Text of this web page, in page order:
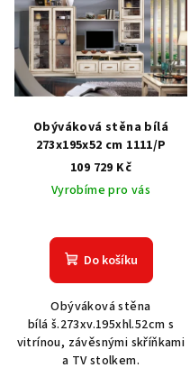
Obýváková stěna bílá
273x195x52 cm 1111/P
109 729 Kč
Vyrobíme pro vás
Do košíku
Obýváková stěna
bílá š.273xv.195xhl.52cm s
vitrínou, závěsnými skříňkami
a TV stolkem.